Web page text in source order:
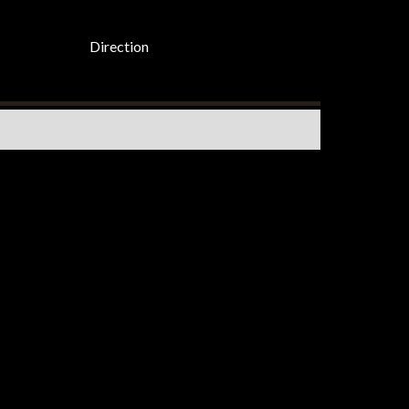
Direction